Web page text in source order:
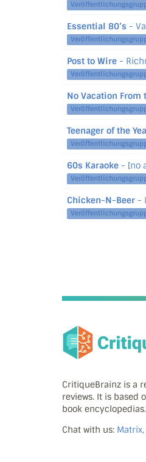
Essential 80’s -
Post to Wire -
No Vacation From
Teenager of the
60s Karaoke - [no
Chicken-N-Beer -
CritiqueBrainz is a
reviews. It is based
book encyclopedias.
Chat with us: Matrix,